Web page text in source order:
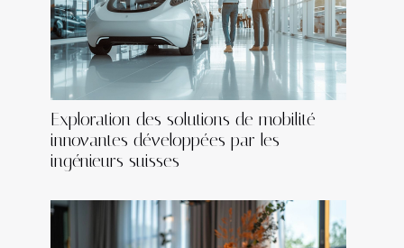
Exploration des solutions de mobilité
innovantes développées par les
ingénieurs suisses